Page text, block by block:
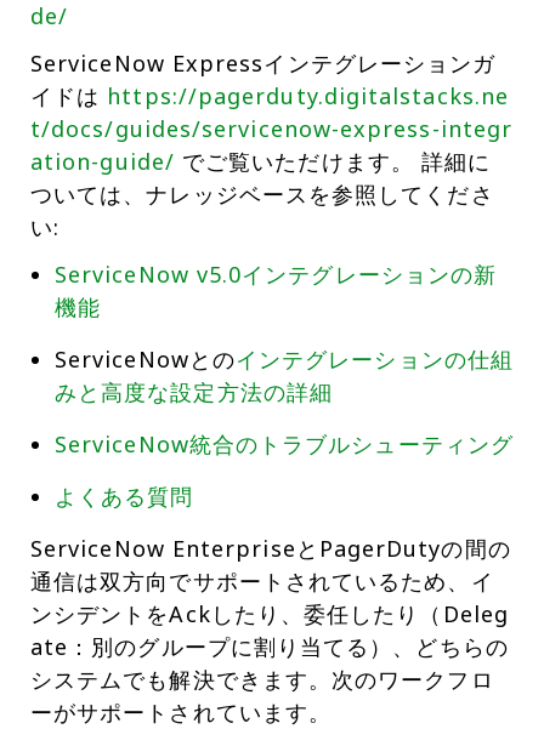
de/
ServiceNow Expressインテグレーションガ
イドは https://pagerduty.digitalstacks.ne
t/docs/guides/servicenow-express-integr
ation-guide/ でご覧いただけます。 詳細に
ついては、ナレッジベースを参照してくださ
い:
ServiceNow v5.0インテグレーションの新
機能
ServiceNowとのインテグレーションの仕組
みと高度な設定方法の詳細
ServiceNow統合のトラブルシューティング
よくある質問
ServiceNow EnterpriseとPagerDutyの間の
通信は双方向でサポートされているため、イ
ンシデントをAckしたり、委任したり（Deleg
ate：別のグループに割り当てる）、どちらの
システムでも解決できます。次のワークフロ
ーがサポートされています。